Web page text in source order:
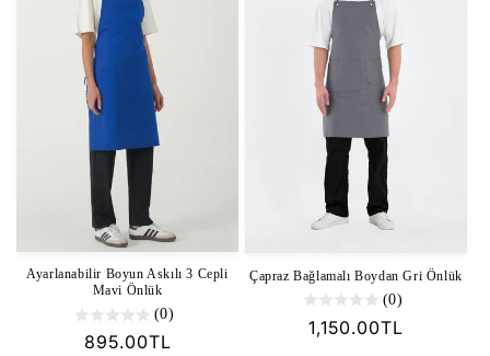
Ayarlanabilir Boyun Askılı 3 Cepli
Mavi Önlük
(0)
Normal
895.00TL
Çapraz Bağlamalı Boydan Gri Önlük
(0)
Normal
1,150.00TL